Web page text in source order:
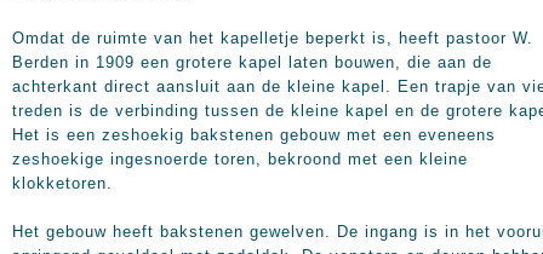
Omdat de ruimte van het kapelletje beperkt is, heeft pastoor W.
Berden in 1909 een grotere kapel laten bouwen, die aan de
achterkant direct aansluit aan de kleine kapel. Een trapje van
treden is de verbinding tussen de kleine kapel en de grotere
Het is een zeshoekig bakstenen gebouw met een eveneens
zeshoekige ingesnoerde toren, bekroond met een kleine
klokketoren.
Het gebouw heeft bakstenen gewelven. De ingang is in het